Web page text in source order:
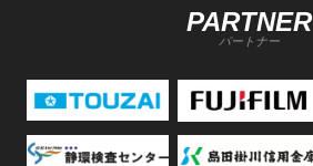
PARTNER
パートナー